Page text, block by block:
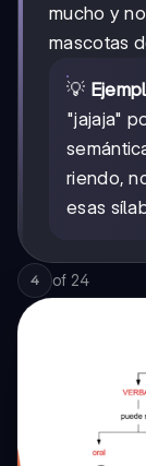
mucho y
mascotas
💡
"jajaja"
riendo,
esas
4 of 24